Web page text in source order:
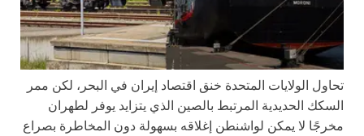
تحاول الولايات المتحدة خنق اقتصاد إيران في البحر، لكن ممر
السكك الحديدية المرتبط بالصين الذي يتزايد يوفر لطهران
مخرجًا لا يمكن لواشنطن إغلاقه بسهولة دون المخاطرة بصراع